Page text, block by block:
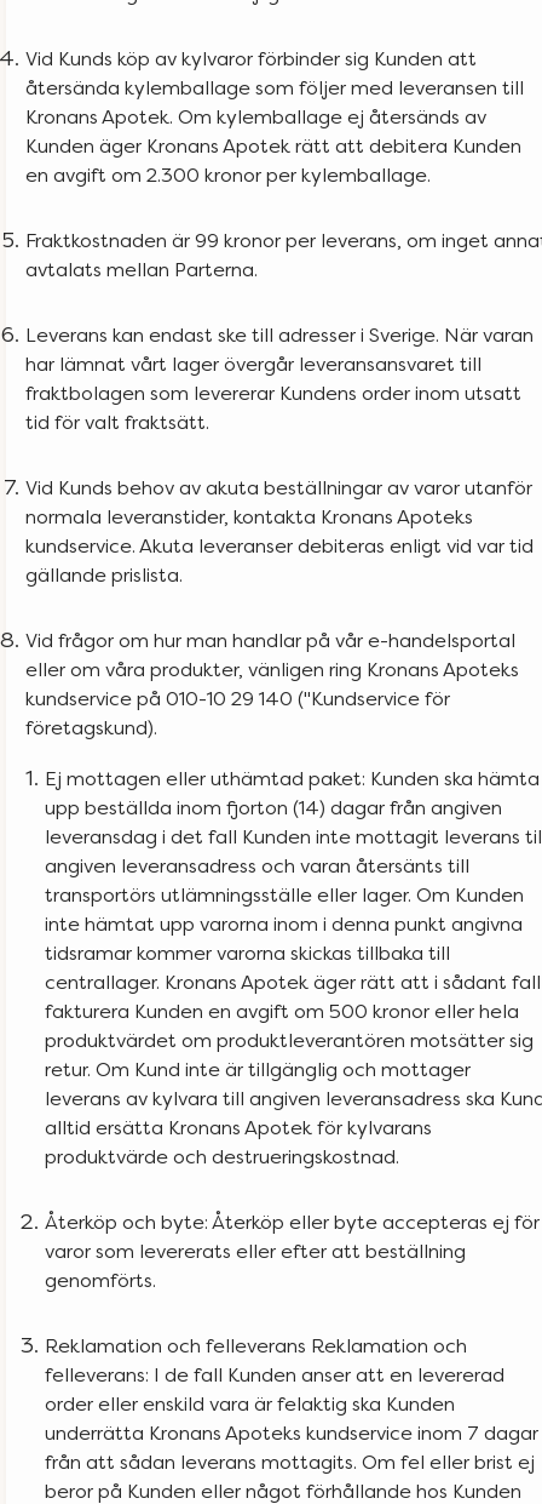
Vid Kunds köp av kylvaror förbinder sig Kunden att
återsända kylemballage som följer med leveransen till
Kronans Apotek. Om kylemballage ej återsänds av
Kunden äger Kronans Apotek rätt att debitera Kunden
en avgift om 2.300 kronor per kylemballage.
Fraktkostnaden är 99 kronor per leverans, om inget
avtalats mellan Parterna.
Leverans kan endast ske till adresser i Sverige. När varan
har lämnat vårt lager övergår leveransansvaret till
fraktbolagen som levererar Kundens order inom utsatt
tid för valt fraktsätt.
Vid Kunds behov av akuta beställningar av varor utanför
normala leveranstider, kontakta Kronans Apoteks
kundservice. Akuta leveranser debiteras enligt vid var tid
gällande prislista.
Vid frågor om hur man handlar på vår e-handelsportal
eller om våra produkter, vänligen ring Kronans Apoteks
kundservice på 010-10 29 140 ("Kundservice för
företagskund).
Ej mottagen eller uthämtad paket: Kunden ska hämta
upp beställda inom fjorton (14) dagar från angiven
leveransdag i det fall Kunden inte mottagit leverans
angiven leveransadress och varan återsänts till
transportörs utlämningsställe eller lager. Om Kunden
inte hämtat upp varorna inom i denna punkt angivna
tidsramar kommer varorna skickas tillbaka till
centrallager. Kronans Apotek äger rätt att i sådant fall
fakturera Kunden en avgift om 500 kronor eller hela
produktvärdet om produktleverantören motsätter sig
retur. Om Kund inte är tillgänglig och mottager
leverans av kylvara till angiven leveransadress ska
alltid ersätta Kronans Apotek för kylvarans
produktvärde och destrueringskostnad.
Återköp och byte: Återköp eller byte accepteras ej för
varor som levererats eller efter att beställning
genomförts.
Reklamation och felleverans Reklamation och
felleverans: I de fall Kunden anser att en levererad
order eller enskild vara är felaktig ska Kunden
underrätta Kronans Apoteks kundservice inom 7 dagar
från att sådan leverans mottagits. Om fel eller brist ej
beror på Kunden eller något förhållande hos Kunden